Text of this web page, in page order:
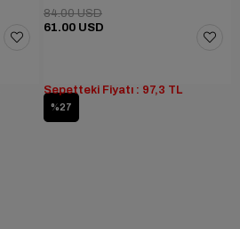
61.00 USD
84.00 USD
%27
Sepetteki Fiyatı : 97,3 TL